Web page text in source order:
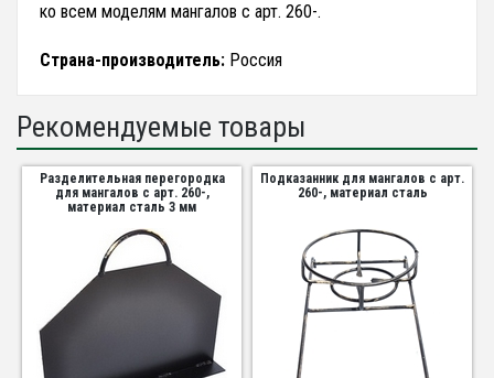
ко всем моделям мангалов с арт. 260-.
Страна-производитель: Россия
Рекомендуемые товары
Разделительная перегородка
для мангалов с арт. 260-,
материал сталь 3 мм
Подказанник для мангалов с арт.
260-, материал сталь